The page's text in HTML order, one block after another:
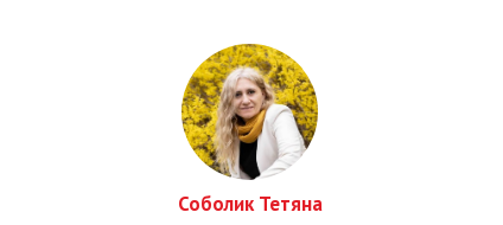
Соболик Тетяна